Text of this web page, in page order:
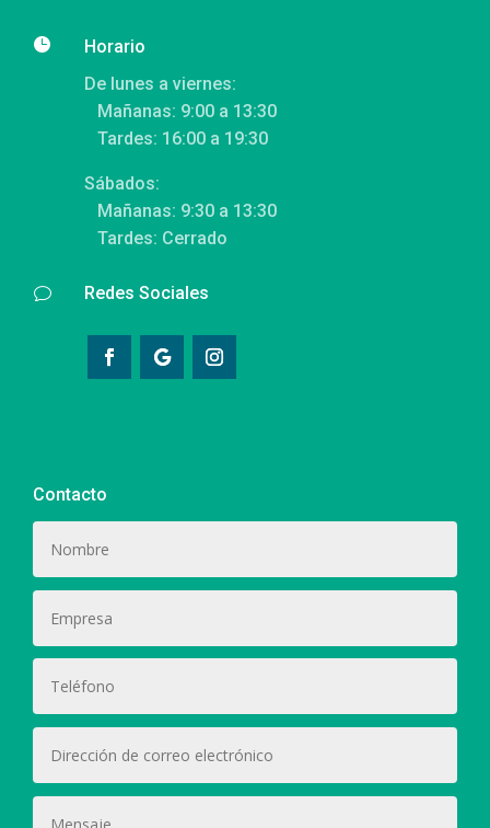

Horario
De lunes a viernes:
Mañanas: 9:00 a 13:30
Tardes: 16:00 a 19:30
Sábados:
Mañanas: 9:30 a 13:30
Tardes: Cerrado
v Redes Sociales
Contacto